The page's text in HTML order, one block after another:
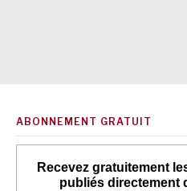
ABONNEMENT GRATUIT
Recevez gratuitement
publiés directement